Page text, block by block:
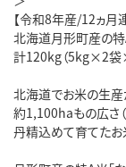
【令和8年産/12ヵ月
北海道月形町産の特
計120kg（5kg×2袋
北海道でお米の生産
約1,100haもの広さ
丹精込めて育てたお